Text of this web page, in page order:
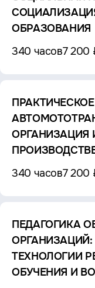
ОБРАЗОВАНИЯ
340 часов7 200
ОРГАНИЗАЦИЯ
340 часов7 200
ПЕДАГОГИКА
ТЕХНОЛОГИИ
ОБУЧЕНИЯ И